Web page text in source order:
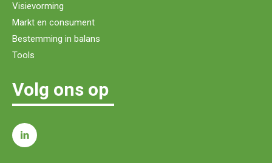
Visievorming
Markt en consument
Bestemming in balans
Tools
Volg ons op